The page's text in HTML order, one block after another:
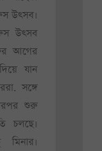
উৎসব।
উৎসব
আগের
যান
সঙ্গে
শুরু